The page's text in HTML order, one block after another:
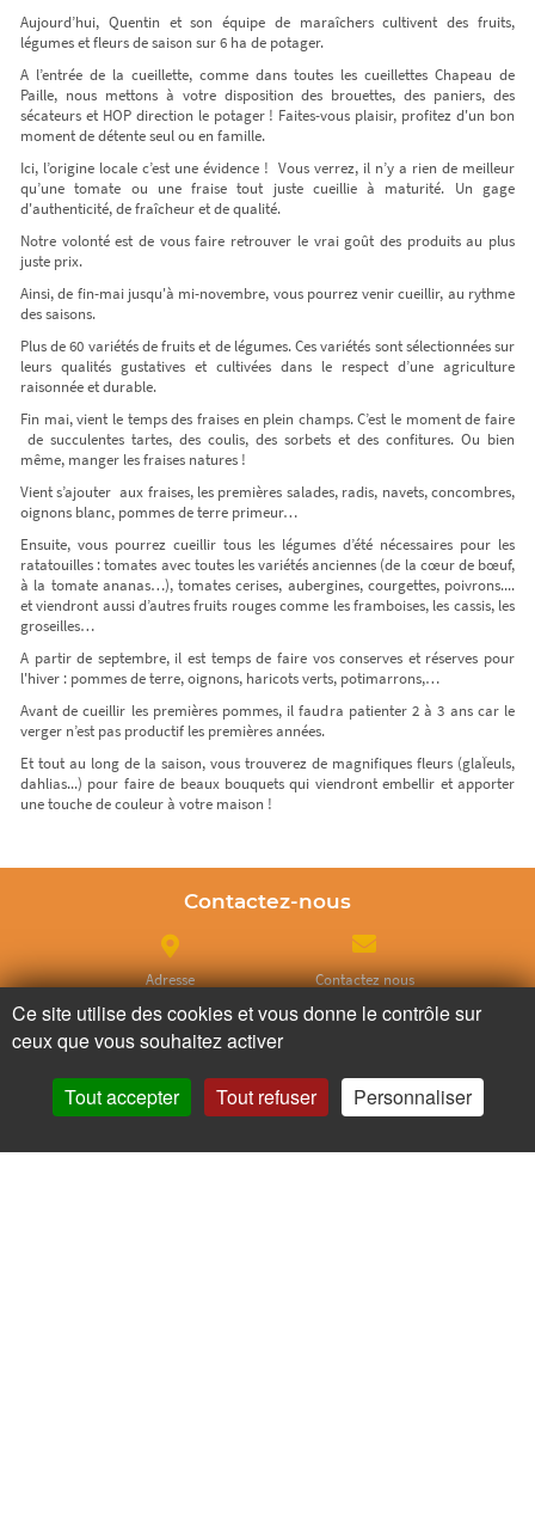
Aujourd’hui, Quentin et son équipe de maraîchers cultivent des fruits,
légumes et fleurs de saison sur 6 ha de potager.
A l’entrée de la cueillette, comme dans toutes les cueillettes Chapeau de
Paille, nous mettons à votre disposition des brouettes, des paniers, des
sécateurs et HOP direction le potager ! Faites-vous plaisir, profitez d'un bon
moment de détente seul ou en famille.
Ici, l’origine locale c’est une évidence ! Vous verrez, il n’y a rien de meilleur
qu’une tomate ou une fraise tout juste cueillie à maturité. Un gage
d'authenticité, de fraîcheur et de qualité.
Notre volonté est de vous faire retrouver le vrai goût des produits au plus
juste prix.
Ainsi, de fin-mai jusqu'à mi-novembre, vous pourrez venir cueillir, au rythme
des saisons.
Plus de 60 variétés de fruits et de légumes. Ces variétés sont sélectionnées sur
leurs qualités gustatives et cultivées dans le respect d’une agriculture
raisonnée et durable.
Fin mai, vient le temps des fraises en plein champs. C’est le moment de faire
de succulentes tartes, des coulis, des sorbets et des confitures. Ou bien
même, manger les fraises natures !
Vient s’ajouter aux fraises, les premières salades, radis, navets, concombres,
oignons blanc, pommes de terre primeur…
Ensuite, vous pourrez cueillir tous les légumes d’été nécessaires pour les
ratatouilles : tomates avec toutes les variétés anciennes (de la cœur de bœuf,
à la tomate ananas…), tomates cerises, aubergines, courgettes, poivrons....
et viendront aussi d’autres fruits rouges comme les framboises, les cassis, les
groseilles…
A partir de septembre, il est temps de faire vos conserves et réserves pour
l'hiver : pommes de terre, oignons, haricots verts, potimarrons,…
Avant de cueillir les premières pommes, il faudra patienter 2 à 3 ans car le
verger n’est pas productif les premières années.
Et tout au long de la saison, vous trouverez de magnifiques fleurs (glaÏeuls,
dahlias...) pour faire de beaux bouquets qui viendront embellir et apporter
une touche de couleur à votre maison !
Contactez-nous
Adresse Contactez nous
Instagram
Ce site utilise des cookies et vous donne le contrôle sur
ceux que vous souhaitez activer
Tout accepter Tout refuser Personnaliser